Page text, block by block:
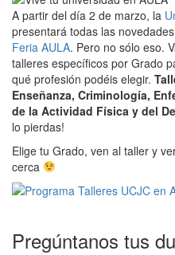
A partir del día 2 de marzo, la
presentará todas las
Feria AULA. Pero no sólo eso.
talleres específicos por Grado
qué profesión podéis elegir.
Enseñanza, Criminología,
de la Actividad Física y del
lo pierdas!
Elige tu Grado, ven al taller y
cerca
Pregúntanos tus